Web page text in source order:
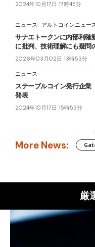
2024年10月17日 17時45分
ニュース アルトコインニュー
サナエトークンに内部利
に批判、技術理解にも疑問
2026年03月02日 13時53分
ニュース
ステーブルコイン発行企業
発表
2024年10月17日 15時53分
More News:
厳